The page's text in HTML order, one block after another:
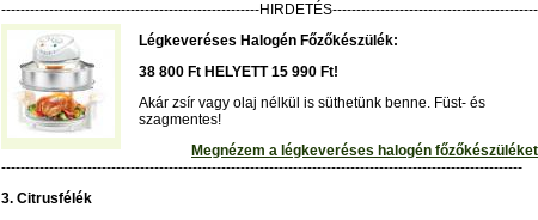
------------------------------------------------------HIRDETÉS-------------------------------------------
Légkeveréses Halogén Főzőkészülék:
38 800 Ft HELYETT 15 990 Ft!
Akár zsír vagy olaj nélkül is süthetünk benne. Füst- és
szagmentes!
Megnézem a légkeveréses halogén
-------------------------------------------------------------------------------------------------------------
3. Citrusfélék